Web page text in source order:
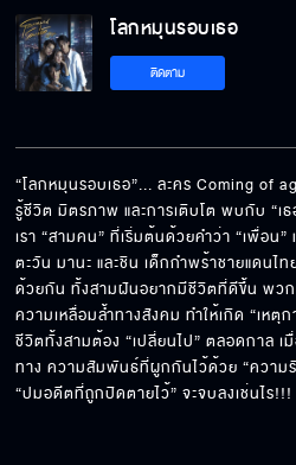
ตะวันไม่อยากเ
บาดแผลในอดี
พ่อสัญญาว่าจ
โลกหมุนรอบเธอ
ติดตาม
“โลกหมุนรอบเธอ”... ละคร Coming of
รู้ชีวิต มิตรภาพ และการเติบโต พบกับ “เธอ
เรา “สามคน” ที่เริ่มต้นด้วยคำว่า “เพื่อน
ตะวัน มานะ และชิน เด็กกำพร้าชายแดนไ
ด้วยกัน ทั้งสามฝันอยากมีชีวิตที่ดีขึ้น พวก
ความเหลื่อมล้ำทางสังคม ทำให้เกิด “เห
ชีวิตทั้งสามต้อง “เปลี่ยนไป” ตลอดกาล เ
ทาง ความสัมพันธ์ที่ผูกกันไว้ด้วย “ความ
“ปมอดีตที่ถูกปิดตายไว้” จะจบลงเช่นไร!!!